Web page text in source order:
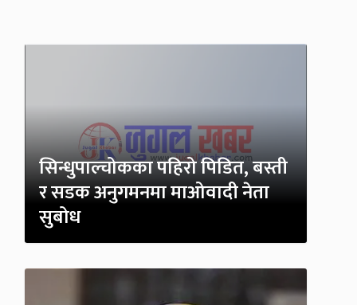
सिन्धुपाल्चोकका पहिरो पिडित, बस्ती
र सडक अनुगमनमा माओवादी नेता
सुबोध